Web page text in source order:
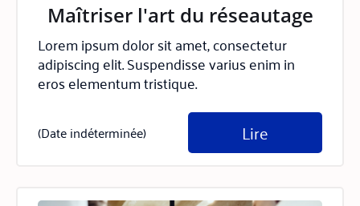
Maîtriser l'art du réseautage
Lorem ipsum dolor sit amet, consectetur
adipiscing elit. Suspendisse varius enim in
eros elementum tristique.
(Date indéterminée) Lire